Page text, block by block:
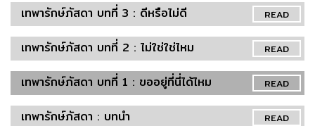
READ
เทพารักษ์ภัสดา บทที่ 3 : ดีหรือไม่ดี
READ
เทพารักษ์ภัสดา บทที่ 2 : ไม่ใช่ใช่ไหม
READ
เทพารักษ์ภัสดา บทที่ 1 : ขออยู่ที่นี่ได้ไหม
READ
เทพารักษ์ภัสดา : บทนำ